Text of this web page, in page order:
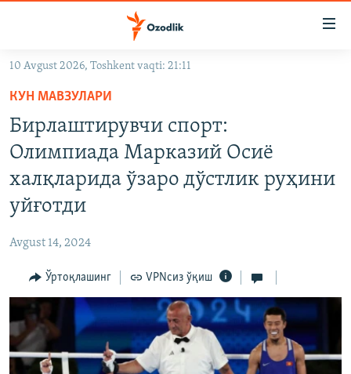
Асосий
навигацияга
ўтинг
Қидиришга
ўтинг
OZODARXIV
На русском
Озодлик бошқа тилларда
10 Avgust 2026, Toshkent vaqti: 21:11
КУН МАВЗУЛАРИ
Бирлаштирувчи спорт:
Олимпиада Марказий Осиё
халқларида ўзаро дўстлик руҳини
уйғотди
Avgust 14, 2024
Ўртоқлашинг VPNсиз ўқиш